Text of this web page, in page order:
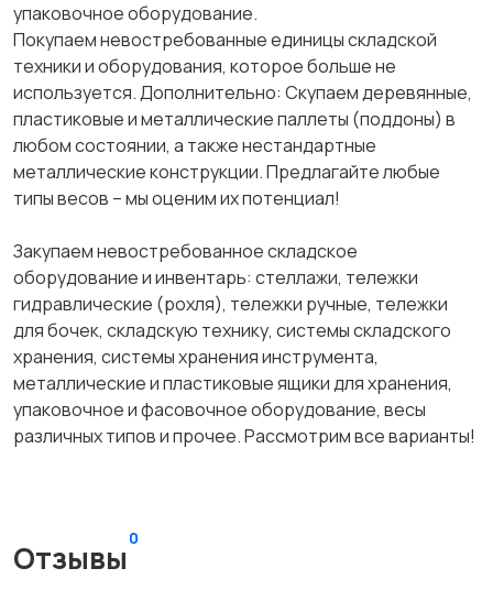
упаковочное оборудование.
Покупаем невостребованные единицы складской
техники и оборудования, которое больше не
используется. Дополнительно: Скупаем деревянные,
пластиковые и металлические паллеты (поддоны) в
любом состоянии, а также нестандартные
металлические конструкции. Предлагайте любые
типы весов – мы оценим их потенциал!
Закупаем невостребованное складское
оборудование и инвентарь: стеллажи, тележки
гидравлические (рохля), тележки ручные, тележки
для бочек, складскую технику, системы складского
хранения, системы хранения инструмента,
металлические и пластиковые ящики для хранения,
упаковочное и фасовочное оборудование, весы
различных типов и прочее. Рассмотрим все варианты!
Отзывы
0